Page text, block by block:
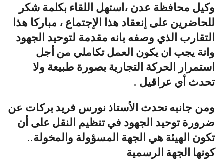
وكيل محافظة عدن ،استهل اللقاء بكلمة شكر
للحاضرين على إنعقاد هذا الإجتماع ، مباركا هذا
التقارب الذي وصفه بانه مقدمة لتوحيد الجهود
وانة يجب ان يكون العمل تكاملي من أجل
استمرار الحركة التجارية بصورة طبيعة ولا
تحدث أي عراقيل .
ومن جانبه تحدث الأستاذ نورس فريد بركات عن
ضرورة توحيد الجهود في تنظيم النقل على أن
تكون الهيئة هي الجهة المسؤولة والمخولة..
كونها الجهة الرسمية